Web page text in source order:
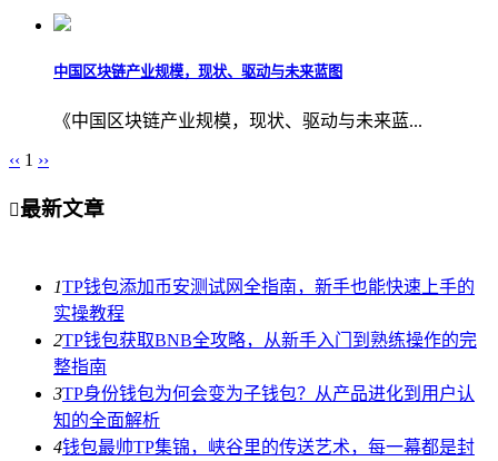
中国区块链产业规模，现状、驱动与未来蓝图
《中国区块链产业规模，现状、驱动与未来蓝...
‹‹ 1 ››
最新文章
1TP钱包添加币安测试网全指南，新手也能快速上手的
实操教程
2TP钱包获取BNB全攻略，从新手入门到熟练操作的完
整指南
3TP身份钱包为何会变为子钱包？从产品进化到用户认
知的全面解析
4钱包最帅TP集锦，峡谷里的传送艺术，每一幕都是封